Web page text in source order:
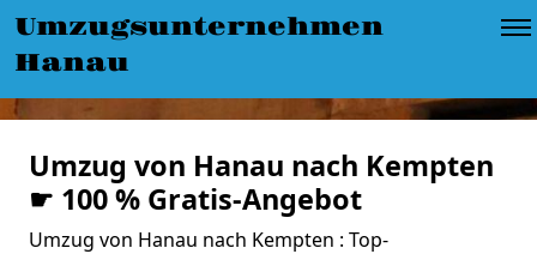
Umzugsunternehmen
Hanau
Umzug von Hanau nach Kempten
☛ 100 % Gratis-Angebot
Umzug von Hanau nach Kempten : Top-